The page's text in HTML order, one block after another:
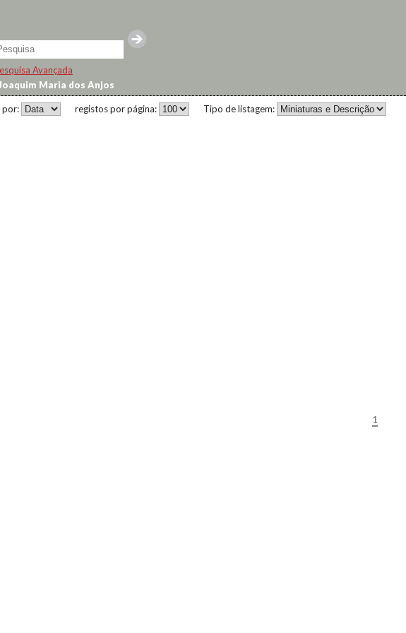
Avançada
Maria dos Anjos
Tipo de listagem:
registos por página:
por:
1